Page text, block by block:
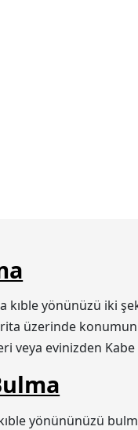
kıble yönünüzü iki
üzerinde
veya evinizden
yönününüzü